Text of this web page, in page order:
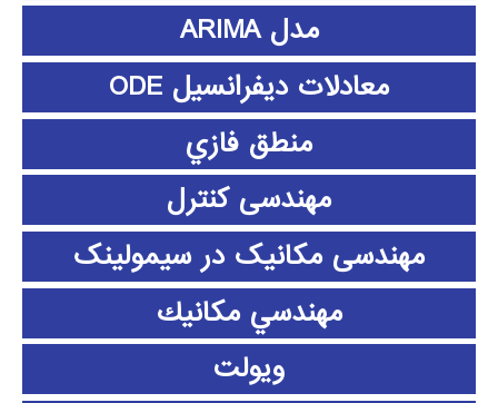
مدل ARIMA
معادلات دیفرانسیل ODE
منطق فازي
مهندسی کنترل
مهندسی مکانیک در سیمولینک
مهندسي مكانيك
ویولت